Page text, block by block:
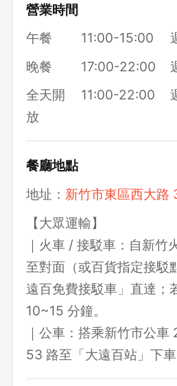
營業時間
午餐
11:00-15:00
晚餐
17:00-22:00
全天開
放
11:00-22:00
餐廳地點
地址： 新竹市東區西大路
【大眾運輸】
｜火車 / 接駁車：自新竹
至對面（或百貨指定接駁
遠百免費接駁車」直達；
10~15 分鐘。
｜公車：搭乘新竹市公車
53 路至「大遠百站」下車